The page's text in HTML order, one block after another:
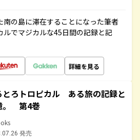
南の島に滞在することになった筆者
ルでマジカルな45日間の記録と記
詳細を見る
とろトロピカル ある旅の記録と
。 第4巻
発売